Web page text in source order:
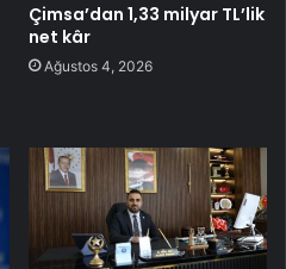
Çimsa’dan 1,33 milyar TL’lik
net kâr
Ağustos 4, 2026